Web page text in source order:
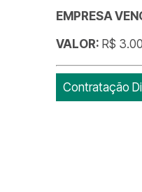
EMPRESA
VALOR: R$
Contratação